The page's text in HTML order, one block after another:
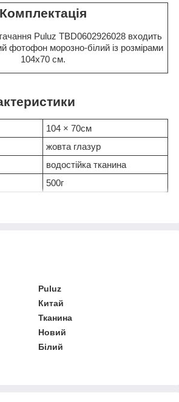
Комплектація
Puluz TBD0602926028 входить
фотофон морозно-білий із розмірами
104x70 см.
104 × 70см
жовта глазур
водостійка тканина
500г
Puluz
Китай
Тканина
Новий
Білий